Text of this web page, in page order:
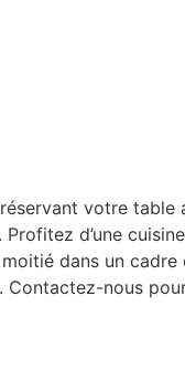
votre table
d’une
dans un
nous